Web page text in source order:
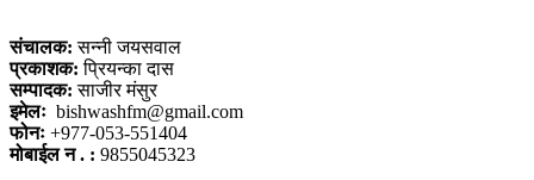
संचालक: सन्नी जयसवाल
प्रकाशक: प्रियन्का दास
सम्पादक: साजीर मंसुर
इमेलः bishwashfm@gmail.com
फोनः +977-053-551404
मोबाईल न . : 9855045323